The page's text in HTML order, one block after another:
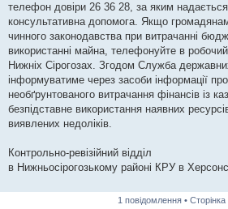
телефон довіри 26 36 28, за яким
консультативна допомога. Якщо
чинного законодавства при витрачанні
використанні майна, телефонуйте в
Нижніх Сірогозах. Згодом Служба
інформуватиме через засоби інформації
необґрунтованого витрачання фінансів із
безпідставне використання наявних
виявлених недоліків.
Контрольно-ревізійний відділ
в Нижньосірогозькому районі КРУ в
1 повідомлення • Сторінка